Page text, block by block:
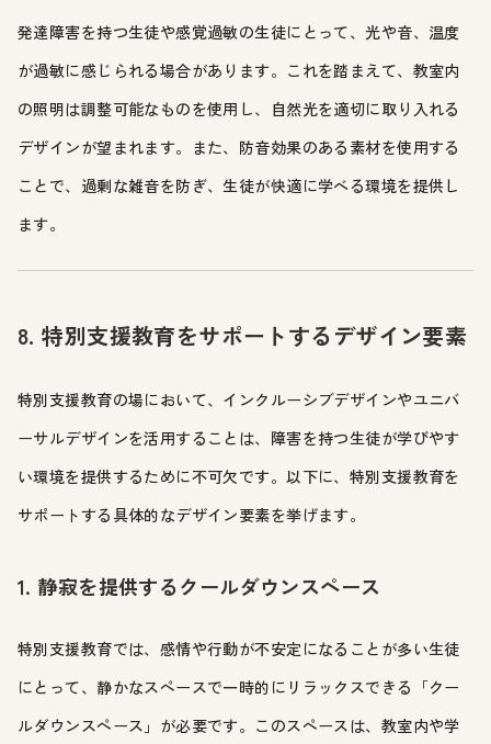
発達障害を持つ生徒や感覚過敏の生徒にとって、光や音、温度
が過敏に感じられる場合があります。これを踏まえて、教室内
の照明は調整可能なものを使用し、自然光を適切に取り入れる
デザインが望まれます。また、防音効果のある素材を使用する
ことで、過剰な雑音を防ぎ、生徒が快適に学べる環境を提供し
ます。
8. 特別支援教育をサポートするデザイン要素
特別支援教育の場において、インクルーシブデザインやユニバ
ーサルデザインを活用することは、障害を持つ生徒が学びやす
い環境を提供するために不可欠です。以下に、特別支援教育を
サポートする具体的なデザイン要素を挙げます。
1. 静寂を提供するクールダウンスペース
特別支援教育では、感情や行動が不安定になることが多い生徒
にとって、静かなスペースで一時的にリラックスできる「クー
ルダウンスペース」が必要です。このスペースは、教室内や学